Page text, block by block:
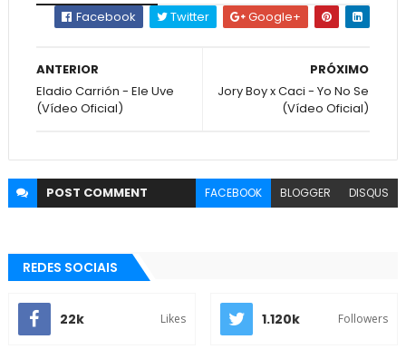
Facebook
Twitter Google+
PRÓXIMO
Jory Boy x Caci - Yo No Se
(Vídeo Oficial)
ANTERIOR
Eladio Carrión - Ele Uve
(Vídeo Oficial)
POST COMMENT FACEBOOK BLOGGER DISQUS
REDES SOCIAIS
22k Likes 1.120k Followers